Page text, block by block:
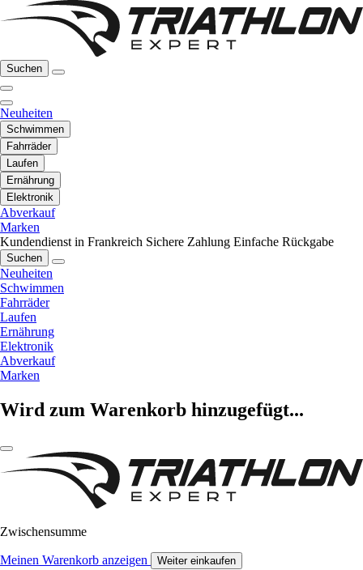
Suchen
Neuheiten
Schwimmen
Fahrräder
Laufen
Ernährung
Elektronik
Abverkauf
Marken
Kundendienst in Frankreich Sichere Zahlung Einfache Rückgabe
Suchen
Neuheiten
Schwimmen
Fahrräder
Laufen
Ernährung
Elektronik
Abverkauf
Marken
Wird zum Warenkorb hinzugefügt...
Zwischensumme
Meinen Warenkorb anzeigen Weiter einkaufen